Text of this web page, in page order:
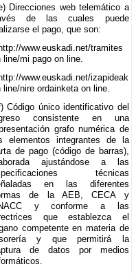
Direcciones web telemático a
de las cuales puede
el pago, que son:
http://www.euskadi.net/tramites
line/mi pago on line.
http://www.euskadi.net/izapideak
line/nire ordainketa on line.
Código único identificativo del
consistente en una
grafo numérica de
elementos integrantes de la
de pago (código de barras),
ajustándose a las
técnicas
en las diferentes
de la AEB, CECA y
y conforme a las
que establezca el
competente en materia de
y que permitirá la
de datos por medios